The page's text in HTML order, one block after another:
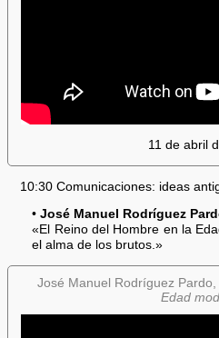
11 de abril
10:30 Comunicaciones: ideas
•José Manuel Rodríguez
«El Reino del Hombre en la
el alma de los brutos.»
José Manuel Rodríguez Pardo,
Edad